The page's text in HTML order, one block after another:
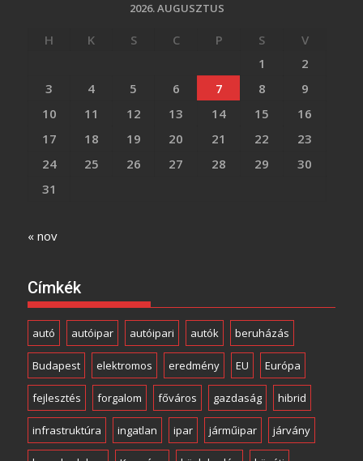
2026. AUGUSZTUS
H K S C P S
V
1
2
3
4 5 6 7 8
9
10
11 12 13 14 15
16
17
18 19 20 21 22
23
24
25 26 27 28 29
30
31
« nov
Címkék
autó autóipar autóipari autók beruházás
Budapest elektromos eredmény EU Európa
fejlesztés forgalom főváros gazdaság hibrid
infrastruktúra ingatlan ipar járműipar járvány